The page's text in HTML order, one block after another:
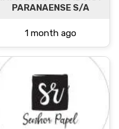
PARANAENSE S/A
1 month ago